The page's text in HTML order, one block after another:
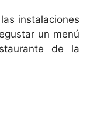
instalaciones
un menú
de la